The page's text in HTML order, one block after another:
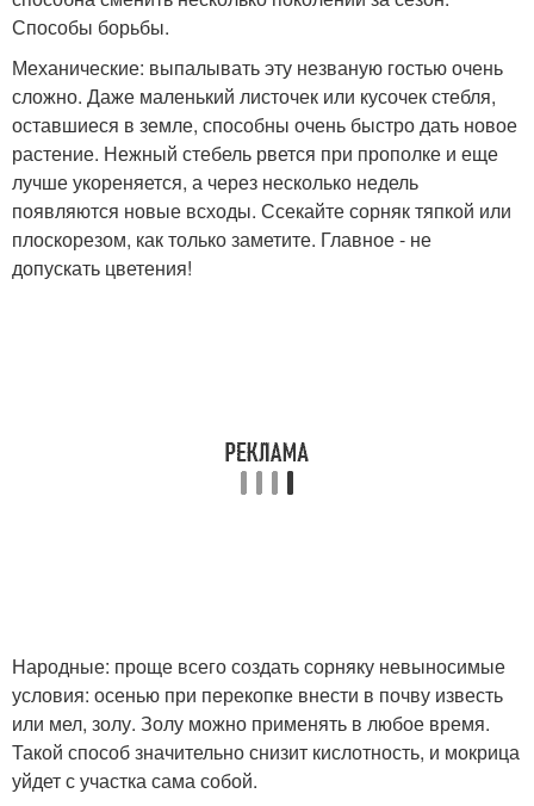
Способы борьбы.
Механические: выпалывать эту незваную гостью очень
сложно. Даже маленький листочек или кусочек стебля,
оставшиеся в земле, способны очень быстро дать новое
растение. Нежный стебель рвется при прополке и еще
лучше укореняется, а через несколько недель
появляются новые всходы. Ссекайте сорняк тяпкой или
плоскорезом, как только заметите. Главное - не
допускать цветения!
Народные: проще всего создать сорняку невыносимые
условия: осенью при перекопке внести в почву известь
или мел, золу. Золу можно применять в любое время.
Такой способ значительно снизит кислотность, и мокрица
уйдет с участка сама собой.